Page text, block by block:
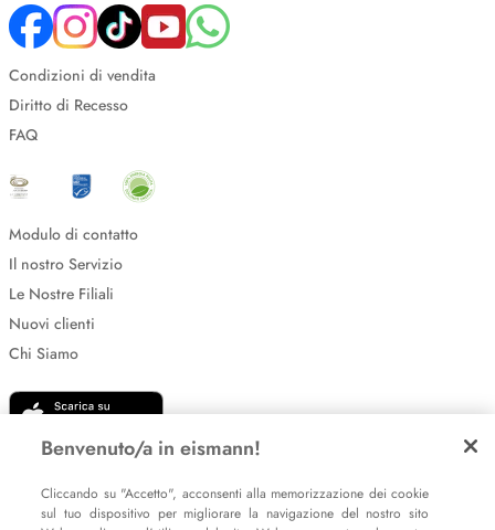
Condizioni di vendita
Diritto di Recesso
FAQ
Modulo di contatto
Il nostro Servizio
Le Nostre Filiali
Nuovi clienti
Chi Siamo
Benvenuto/a in eismann!
Cliccando su "Accetto", acconsenti alla memorizzazione dei cookie
sul tuo dispositivo per migliorare la navigazione del nostro sito